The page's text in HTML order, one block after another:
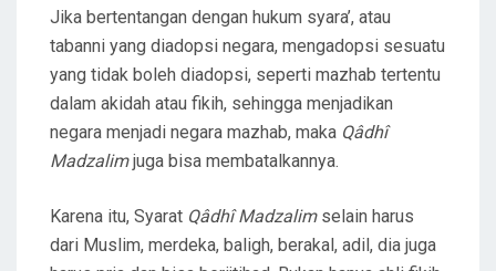
Jika bertentangan dengan hukum syara’, atau
tabanni yang diadopsi negara, mengadopsi sesuatu
yang tidak boleh diadopsi, seperti mazhab tertentu
dalam akidah atau fikih, sehingga menjadikan
negara menjadi negara mazhab, maka Qâdhî
Madzalimjuga bisa membatalkannya.
Karena itu, Syarat Qâdhî Madzalimselain harus
dari Muslim, merdeka, baligh, berakal, adil, dia juga